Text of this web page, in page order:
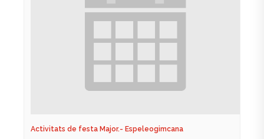
Activitats de festa Major.- Espeleogimcana